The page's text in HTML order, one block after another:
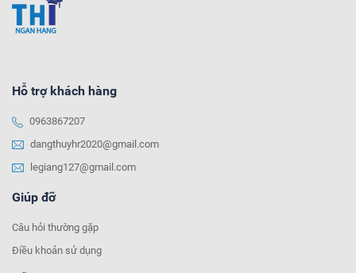
Hỗ trợ khách hàng
0963867207
dangthuyhr2020@gmail.com
legiang127@gmail.com
Giúp đỡ
Câu hỏi thường gặp
Điều khoản sử dụng